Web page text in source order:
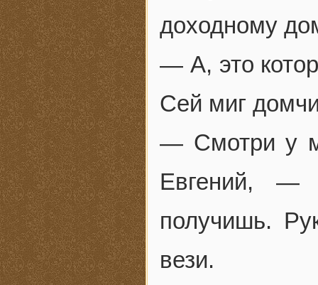
доходному
— А, это
Сей миг
— Смотри у
Евгений, —
получишь.
вези.